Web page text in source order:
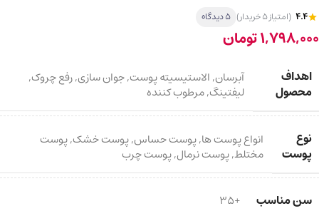
4.4 (امتیاز 5 خریدار) 5 دیدگاه
1,798,000تومان
اهداف
محصول
آبرسان,الاستیسیته پوست,جوان سازی,رفع چروک,
لیفتینگ,مرطوب کننده
نوع
پوست
انواع پوست ها,پوست حساس,پوست خشک,پوست
مختلط,پوست نرمال,پوست چرب
سن مناسب +35